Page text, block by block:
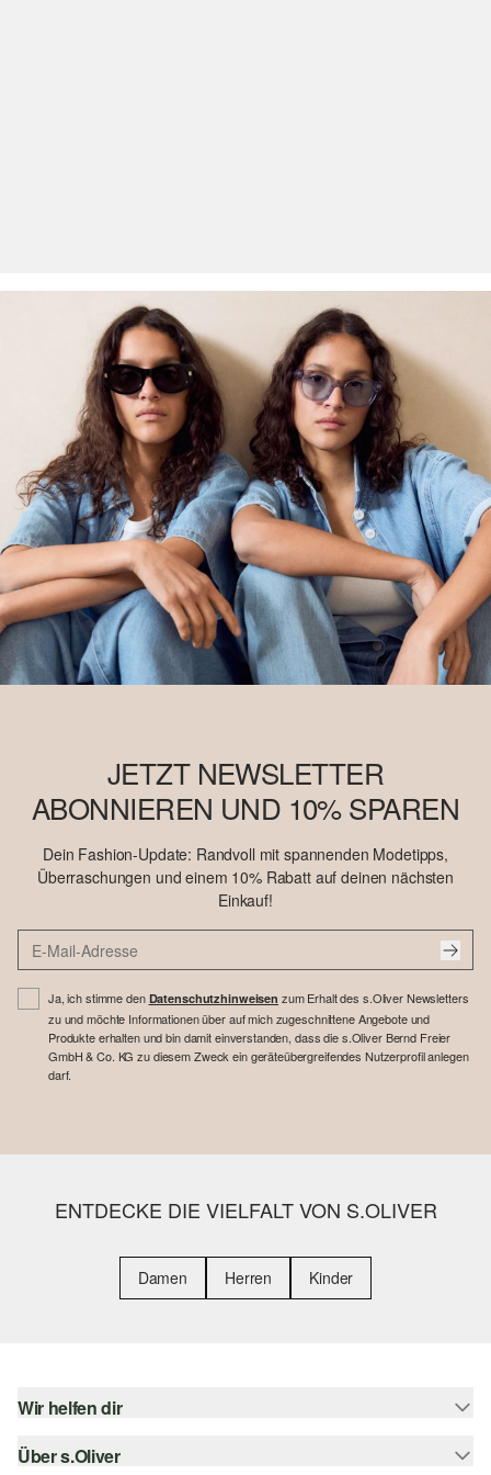
JETZT NEWSLETTER
ABONNIEREN UND 10% SPAREN
Dein Fashion-Update: Randvoll mit spannenden Modetipps,
Überraschungen und einem 10% Rabatt auf deinen nächsten
Einkauf!
Ja, ich stimme den Datenschutzhinweisen zum Erhalt des s.Oliver Newsletters
zu und möchte Informationen über auf mich zugeschnittene Angebote und
Produkte erhalten und bin damit einverstanden, dass die s.Oliver Bernd Freier
GmbH & Co. KG zu diesem Zweck ein geräteübergreifendes Nutzerprofil anlegen
darf.
ENTDECKE DIE VIELFALT VON S.OLIVER
Damen Herren Kinder
Wir helfen dir
Hilfe & FAQ
Über s.Oliver